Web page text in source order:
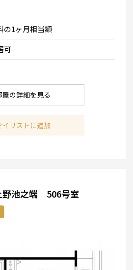
の1ヶ月相当額
可
屋の詳細を見る
イリストに追加
野池之端 506号室